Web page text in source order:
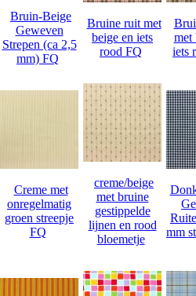
Bruin-Beige
Geweven
Strepen (ca 2,5
mm) FQ
Bruine ruit met
beige en iets
rood FQ
met
iets
Creme met
onregelmatig
groen streepje
FQ
creme/beige
met bruine
gestippelde
lijnen en rood
bloemetje
mm